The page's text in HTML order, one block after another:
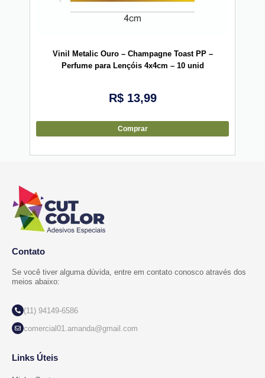
Vinil Metalic Ouro – Champagne Toast PP –
Perfume para Lençóis 4x4cm – 10 unid
R$13,99
Comprar
Contato
Se você tiver alguma dúvida, entre em contato conosco através dos
meios abaixo:
(11) 94149-6586
comercial01.amanda@gmail.com
Links Úteis